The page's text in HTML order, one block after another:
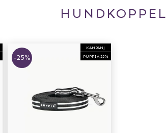
HUNDKOPPEL
KAMPANJ
PUPPIA 25%
-25%